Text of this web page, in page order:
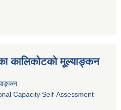
कालिकाेटको मूल्याङ्कन
Capacity Self-Assessment